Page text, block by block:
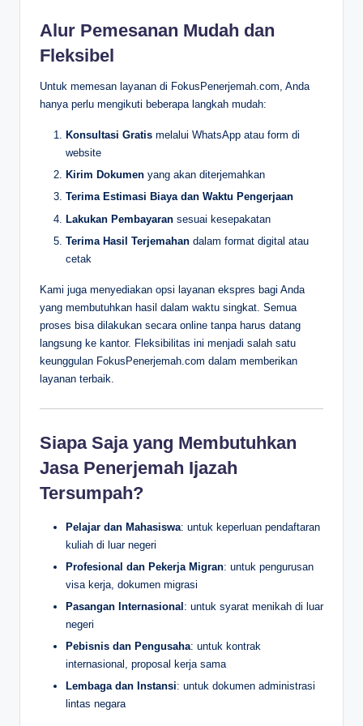
Alur Pemesanan Mudah dan
Fleksibel
Untuk memesan layanan di FokusPenerjemah.com, Anda
hanya perlu mengikuti beberapa langkah mudah:
Konsultasi Gratis melalui WhatsApp atau form di
website
Kirim Dokumen yang akan diterjemahkan
Terima Estimasi Biaya dan Waktu Pengerjaan
Lakukan Pembayaran sesuai kesepakatan
Terima Hasil Terjemahan dalam format digital atau
cetak
Kami juga menyediakan opsi layanan ekspres bagi Anda
yang membutuhkan hasil dalam waktu singkat. Semua
proses bisa dilakukan secara online tanpa harus datang
langsung ke kantor. Fleksibilitas ini menjadi salah satu
keunggulan FokusPenerjemah.com dalam memberikan
layanan terbaik.
Siapa Saja yang Membutuhkan
Jasa Penerjemah Ijazah
Tersumpah?
Pelajar dan Mahasiswa: untuk keperluan pendaftaran
kuliah di luar negeri
Profesional dan Pekerja Migran: untuk pengurusan
visa kerja, dokumen migrasi
Pasangan Internasional : untuk syarat menikah di luar
negeri
Pebisnis dan Pengusaha: untuk kontrak
internasional, proposal kerja sama
Lembaga dan Instansi: untuk dokumen administrasi
lintas negara